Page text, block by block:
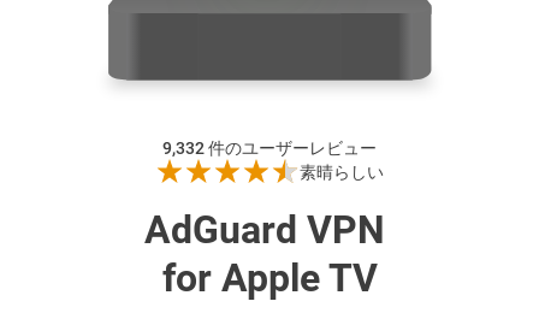
9,332件のユーザーレビュー
素晴らしい
AdGuard VPN
for Apple TV